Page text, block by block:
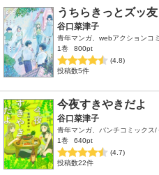
うちらきっとズッ
谷口菜津子
青年マンガ、webアクションコ
1巻
800pt
(4.8)
投稿数5件
今夜すきやきだよ
谷口菜津子
青年マンガ、バンチコミックス/
1巻
640pt
(4.7)
投稿数22件